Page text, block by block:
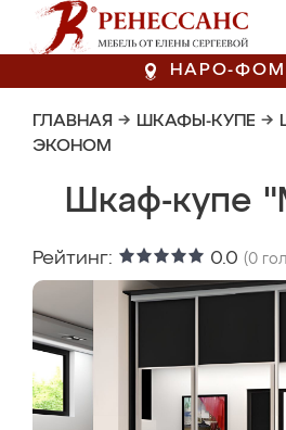
НАРО-
ГЛАВНАЯ → ШКАФЫ-КУПЕ →
ЭКОНОМ
Шкаф-купе
Рейтинг: 0.0 (0